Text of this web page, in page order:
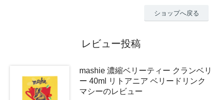
ショップへ戻る
レビュー投稿
mashie 濃縮ベリーティー クランベリ
ー 40ml リトアニア ベリードリンク
マシーのレビュー